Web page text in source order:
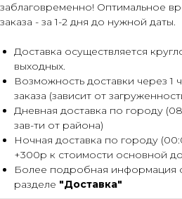
заблаговременно! Оптимальное
заказа - за 1-2 дня до нужной даты.
Доставка осуществляется
выходных.
Возможность доставки через 1
заказа (зависит от
Дневная доставка по городу
зав-ти от района)
Ночная доставка по городу
+300р к стоимости основной
Более подробная информация
разделе "Доставка"